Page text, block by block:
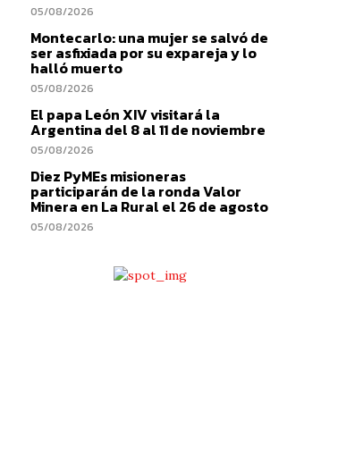
05/08/2026
Montecarlo: una mujer se salvó de
ser asfixiada por su expareja y lo
halló muerto
05/08/2026
El papa León XIV visitará la
Argentina del 8 al 11 de noviembre
05/08/2026
Diez PyMEs misioneras
participarán de la ronda Valor
Minera en La Rural el 26 de agosto
05/08/2026